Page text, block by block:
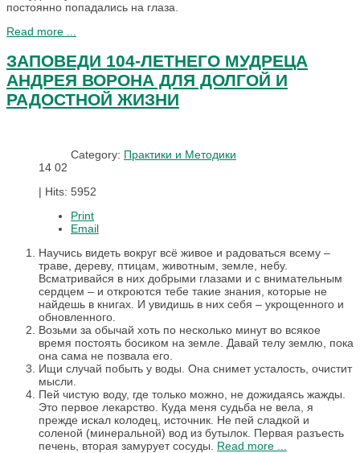
постоянно попадались на глаза.
Read more ...
ЗАПОВЕДИ 104-ЛЕТНЕГО МУДРЕЦА
АНДРЕЯ ВОРОНА ДЛЯ ДОЛГОЙ И
РАДОСТНОЙ ЖИЗНИ
Category: Практики и Методики
14 02
| Hits: 5952
Print
Email
Научись видеть вокруг всё живое и радоваться всему –
траве, дереву, птицам, животным, земле, небу.
Всматривайся в них добрыми глазами и с внимательным
сердцем – и откроются тебе такие знания, которые не
найдешь в книгах. И увидишь в них себя – укрощенного и
обновленного.
Возьми за обычай хоть по несколько минут во всякое
время постоять босиком на земле. Давай телу землю, пока
она сама не позвала его.
Ищи случай побыть у воды. Она снимет усталость, очистит
мысли.
Пей чистую воду, где только можно, не дожидаясь жажды.
Это первое лекарство. Куда меня судьба не вела, я
прежде искал колодец, источник. Не пей сладкой и
соленой (минеральной) вод из бутылок. Первая разъесть
печень, вторая замурует сосуды. Read more ...